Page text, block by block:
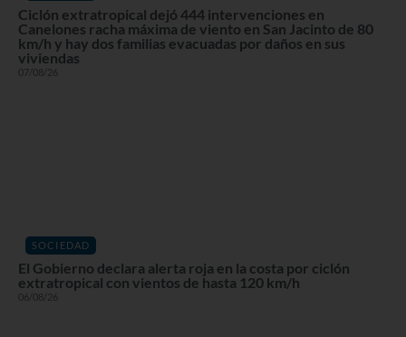
Ciclón extratropical dejó 444 intervenciones en
Canelones racha máxima de viento en San Jacinto de 80
km/h y hay dos familias evacuadas por daños en sus
viviendas
07/08/26
SOCIEDAD
El Gobierno declara alerta roja en la costa por ciclón
extratropical con vientos de hasta 120 km/h
06/08/26